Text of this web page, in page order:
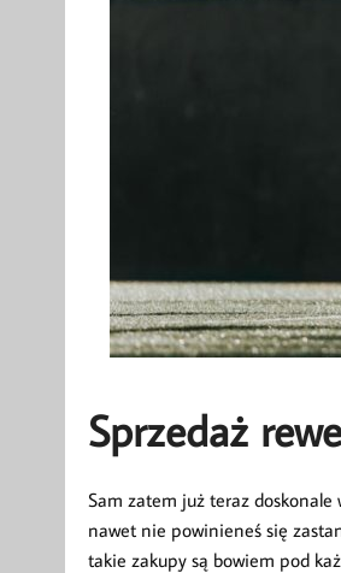
Sprzedaż
Sam zatem już teraz
nawet nie powinieneś się
takie zakupy są bowiem pod